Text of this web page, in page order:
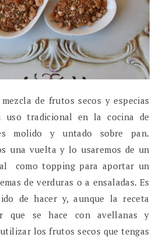
de frutos secos y especias
uso tradicional en la cocina de
molido y untado sobre pan.
una vuelta y lo usaremos de un
como topping para aportar un
de verduras o a ensaladas. Es
de hacer y, aunque la receta
que se hace con avellanas y
los frutos secos que tengas